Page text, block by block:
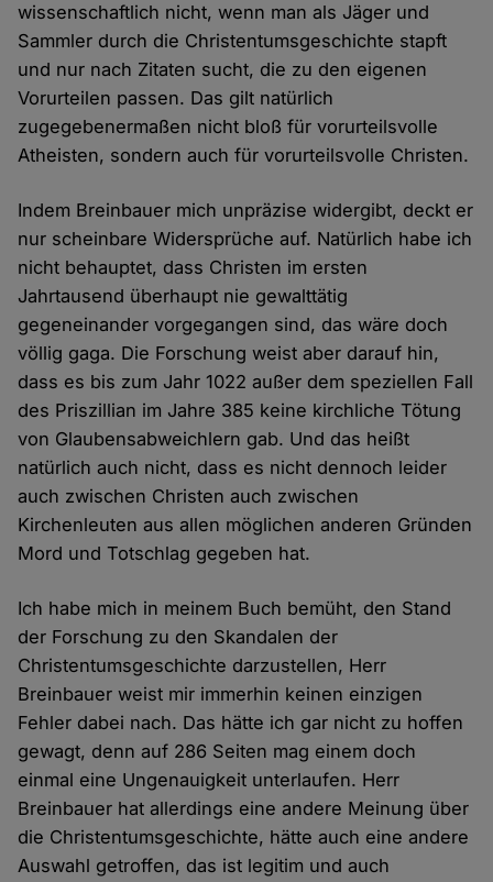
wissenschaftlich nicht, wenn man als Jäger und
Sammler durch die Christentumsgeschichte stapft
und nur nach Zitaten sucht, die zu den eigenen
Vorurteilen passen. Das gilt natürlich
zugegebenermaßen nicht bloß für vorurteilsvolle
Atheisten, sondern auch für vorurteilsvolle Christen.
Indem Breinbauer mich unpräzise widergibt, deckt er
nur scheinbare Widersprüche auf. Natürlich habe ich
nicht behauptet, dass Christen im ersten
Jahrtausend überhaupt nie gewalttätig
gegeneinander vorgegangen sind, das wäre doch
völlig gaga. Die Forschung weist aber darauf hin,
dass es bis zum Jahr 1022 außer dem speziellen Fall
des Priszillian im Jahre 385 keine kirchliche Tötung
von Glaubensabweichlern gab. Und das heißt
natürlich auch nicht, dass es nicht dennoch leider
auch zwischen Christen auch zwischen
Kirchenleuten aus allen möglichen anderen Gründen
Mord und Totschlag gegeben hat.
Ich habe mich in meinem Buch bemüht, den Stand
der Forschung zu den Skandalen der
Christentumsgeschichte darzustellen, Herr
Breinbauer weist mir immerhin keinen einzigen
Fehler dabei nach. Das hätte ich gar nicht zu hoffen
gewagt, denn auf 286 Seiten mag einem doch
einmal eine Ungenauigkeit unterlaufen. Herr
Breinbauer hat allerdings eine andere Meinung über
die Christentumsgeschichte, hätte auch eine andere
Auswahl getroffen, das ist legitim und auch